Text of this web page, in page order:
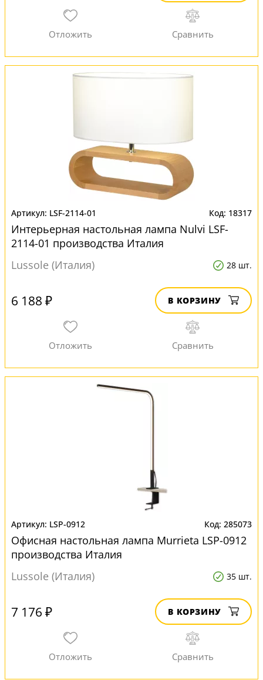
LSF-2114-01 18317
Интерьерная настольная лампа Nulvi LSF-
2114-01 производства Италия
Lussole (Италия)
28 шт.
6 188 ₽ В КОРЗИНУ
LSP-0912 285073
Офисная настольная лампа Murrieta LSP-0912
производства Италия
Lussole (Италия)
35 шт.
7 176 ₽ В КОРЗИНУ